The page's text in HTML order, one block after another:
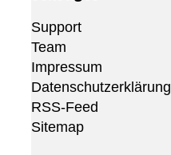
Support
Team
Impressum
Datenschutzerklärung
RSS-Feed
Sitemap